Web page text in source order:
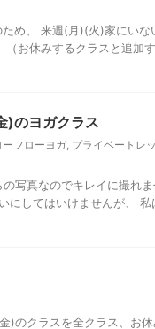
め、 来週(月)(火)家にいな
お休みするクラスと追加
)のヨガクラス
ーフローヨガ, プライベートレ
写真なのでキレイに撮れ
してはいけませんが、 私
)のクラスを全クラス、お